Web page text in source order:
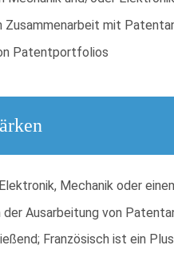
Zusammenarbeit mit
Patentportfolios
Mechanik oder
der Ausarbeitung von
Französisch ist ein